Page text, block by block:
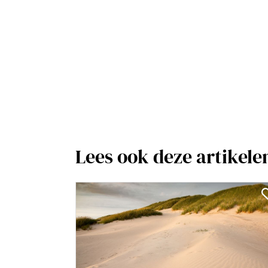
Lees ook deze